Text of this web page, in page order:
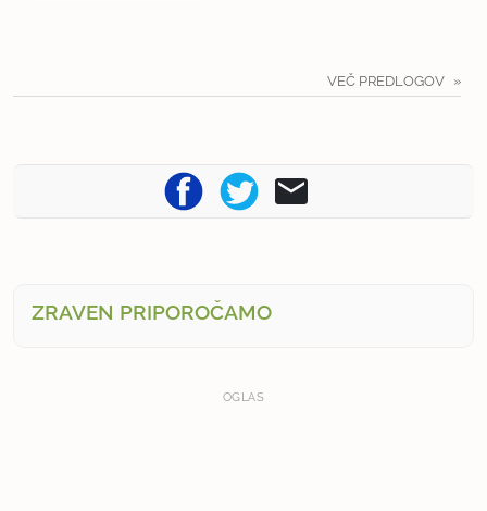
VEČ PREDLOGOV
ZRAVEN PRIPOROČAMO
OGLAS